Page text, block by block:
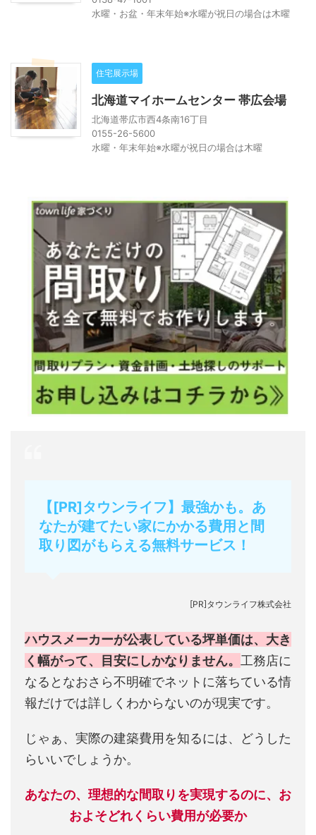
水曜・お盆・年末年始※水曜が祝日の場合は木曜
住宅展示場
北海道マイホームセンター 帯広会場
北海道帯広市西4条南16丁目
0155-26-5600
水曜・年末年始※水曜が祝日の場合は木曜
【[PR]タウンライフ】最強かも。あ
なたが建てたい家にかかる費用と間
取り図がもらえる無料サービス！
[PR]タウンライフ株式会社
ハウスメーカーが公表している坪単価は、大き
く幅がって、目安にしかなりません。 工務店に
なるとなおさら不明確でネットに落ちている情
報だけでは詳しくわからないのが現実です。
じゃぁ、実際の建築費用を知るには、どうした
らいいでしょうか。
あなたの、理想的な間取りを実現するのに、お
およそどれくらい費用が必要か